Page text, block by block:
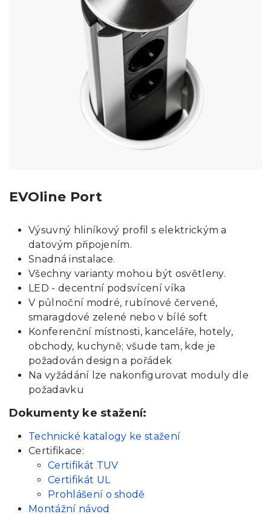
EVOline Port
Výsuvný hliníkový profil s elektrickým a
datovým připojením.
Snadná instalace.
Všechny varianty mohou být osvětleny.
LED - decentní podsvícení víka
V půlnoční modré, rubínové červené,
smaragdové zelené nebo v bílé soft
Konferenční místnosti, kanceláře, hotely,
obchody, kuchyně; všude tam, kde je
požadován design a pořádek
Na vyžádání lze nakonfigurovat moduly dle
požadavku
Dokumenty ke stažení:
Technické katalogy ke stažení
Certifikace:
Certifikát TUV
Certifikát UL
Prohlášení o shodě
Montážní návod